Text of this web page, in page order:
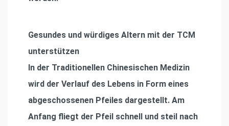
Gesundes und würdiges Altern mit der TCM
unterstützen
In der Traditionellen Chinesischen Medizin
wird der Verlauf des Lebens in Form eines
abgeschossenen Pfeiles dargestellt. Am
Anfang fliegt der Pfeil schnell und steil nach